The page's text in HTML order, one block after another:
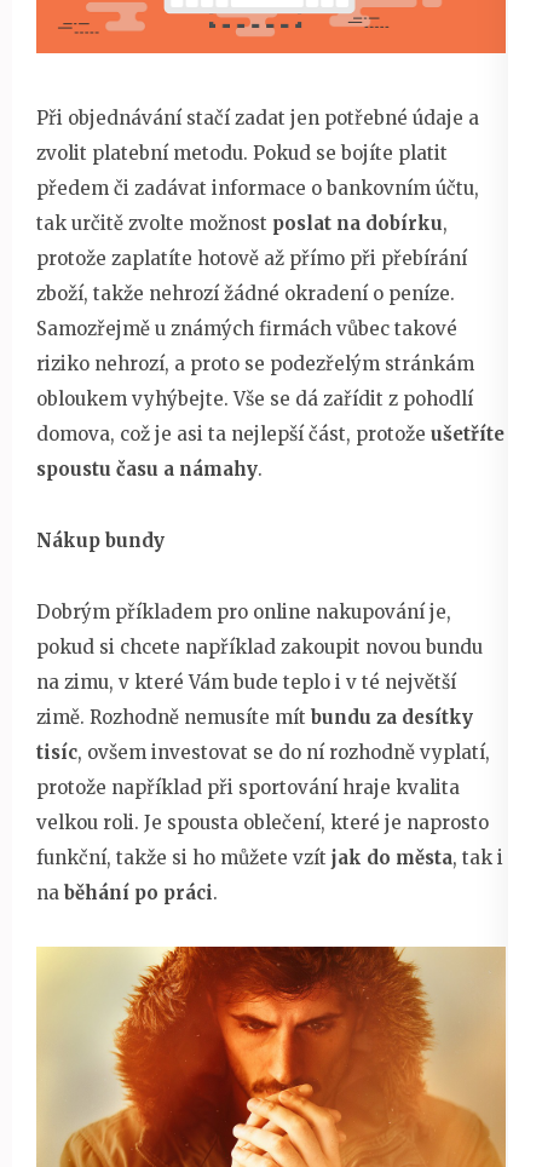
Při objednávání stačí zadat jen potřebné údaje a
zvolit platební metodu. Pokud se bojíte platit
předem či zadávat informace o bankovním účtu,
tak určitě zvolte možnost poslat na dobírku,
protože zaplatíte hotově až přímo při přebírání
zboží, takže nehrozí žádné okradení o peníze.
Samozřejmě u známých firmách vůbec takové
riziko nehrozí, a proto se podezřelým stránkám
obloukem vyhýbejte. Vše se dá zařídit z pohodlí
domova, což je asi ta nejlepší část, protože ušetříte
spoustu času a námahy.
Nákup bundy
Dobrým příkladem pro online nakupování je,
pokud si chcete například zakoupit novou bundu
na zimu, v které Vám bude teplo i v té největší
zimě. Rozhodně nemusíte mít bundu za desítky
tisíc, ovšem investovat se do ní rozhodně vyplatí,
protože například při sportování hraje kvalita
velkou roli. Je spousta oblečení, které je naprosto
funkční, takže si ho můžete vzít jak do města, tak i
na běhání po práci.